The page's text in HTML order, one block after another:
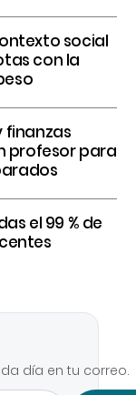
social
con la
finanzas
profesor para
el 99 % de
día en tu correo.